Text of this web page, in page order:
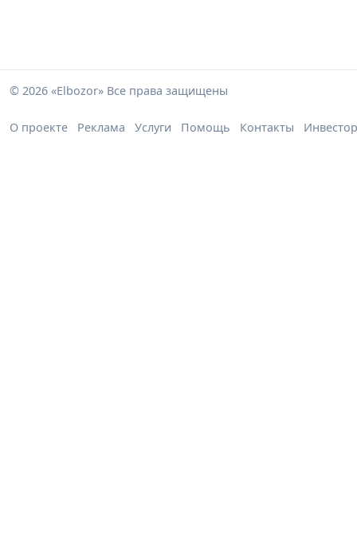
© 2026 «Elbozor» Все права защищены
О проекте Реклама Услуги Помощь Контакты